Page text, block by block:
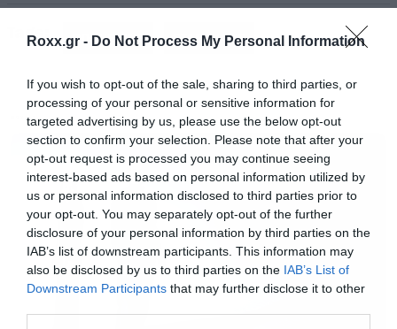
Roxx.gr - Do Not Process My Personal Information
If you wish to opt-out of the sale, sharing to third parties, or
processing of your personal or sensitive information for
targeted advertising by us, please use the below opt-out
section to confirm your selection. Please note that after your
opt-out request is processed you may continue seeing
interest-based ads based on personal information utilized by
us or personal information disclosed to third parties prior to
your opt-out. You may separately opt-out of the further
disclosure of your personal information by third parties on the
IAB’s list of downstream participants. This information may
also be disclosed by us to third parties on the IAB’s List of
Downstream Participants that may further disclose it to other
Αυτή η επίδοση αποτελεί επίσης την τρίτη
Superman και το Finding Dory.
Αν προσθέσουμε και τις εισπράξεις από τις
υπόλοιπες χώρες το Rogue One έχει φτάσει ήδη
τα 290 εκατομμύρια δολάρια με κόστος
παραγωγής που έφτασε τα 200 εκατομμύρια.
Tags: ROGUE ONE STAR WARS